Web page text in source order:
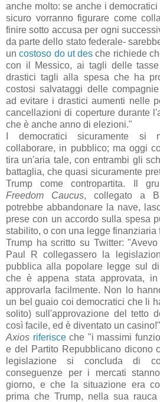
anche molto: se anche i
sicuro vorranno figurare come
finire sotto accusa per ogni
da parte dello stato federale-
uncostoso do ut des che richiede
con il Messico, ai tagli delle
drastici tagli alla spesa che ha
costosi salvataggi delle
ad evitare i drastici aumenti nelle
cancellazioni di coperture durante
che è anche anno di elezioni."
I democratici sicuramente si
collaborare, in pubblico; ma oggi
tira un'aria tale, con entrambi gli
battaglia, che quasi sicuramente
Trump come contropartita. Il
Freedom Caucus, collegato a
potrebbe abbandonare la nave,
prese con un accordo sulla spesa
stabilito, o con una legge finanziaria
Trump ha scritto su Twitter:
Paul R collegassero la
pubblica alla popolare legge sul
che è appena stata approvata,
approvarla facilmente. Non lo
un bel guaio coi democratici che li
solito) sull'approvazione del tetto
così facile, ed è diventato un casino!"
Axios riferisceche "i massimi
e del Partito Repubblicano dicono
legislazione si concluda di
conseguenze per i mercati
giorno, e che la situazione era
prima che Trump, nella sua